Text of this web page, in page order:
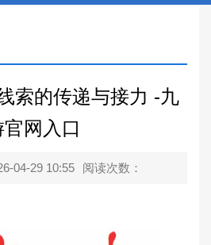
索的传递与接力 -九
官网入口
04-29 10:55 阅读次数：